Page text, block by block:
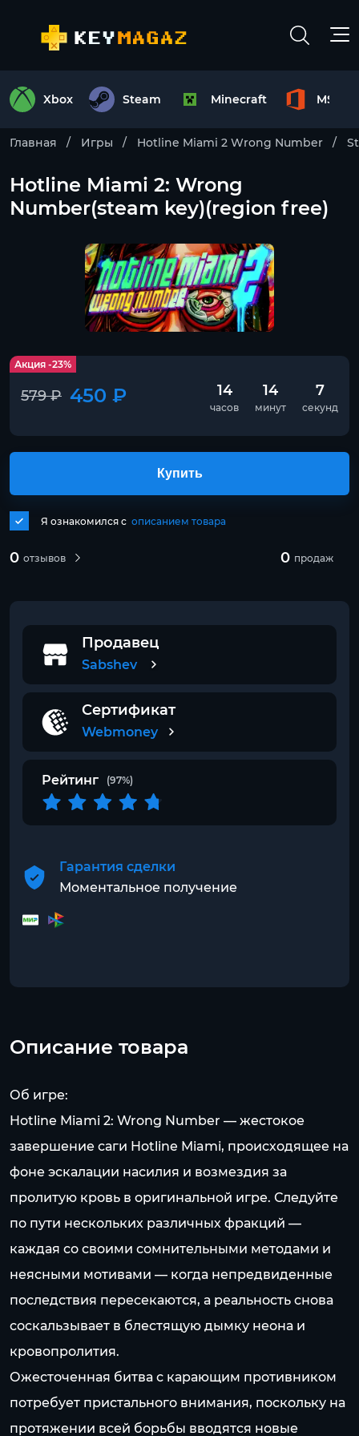
Xbox Steam Minecraft MS
Главная Игры Hotline Miami 2 Wrong Number
Hotline Miami 2: Wrong
Number(steam key)(region free)
Акция -23%
579 ₽ 450 ₽ 14
часов
14
минут
7
секунд
0 отзывов 0 продаж
Я ознакомился с описанием товара
Купить
Продавец
Sabshev
Сертификат
Webmoney
Рейтинг (97%)
Гарантия сделки
Моментальное получение
Описание товара
Об игре:
Hotline Miami 2: Wrong Number — жестокое
завершение саги Hotline Miami, происходящее на
фоне эскалации насилия и возмездия за
пролитую кровь в оригинальной игре. Следуйте
по пути нескольких различных фракций —
каждая со своими сомнительными методами и
неясными мотивами — когда непредвиденные
последствия пересекаются, а реальность снова
соскальзывает в блестящую дымку неона и
кровопролития.
Ожесточенная битва с карающим противником
потребует пристального внимания, поскольку на
протяжении всей борьбы вводятся новые